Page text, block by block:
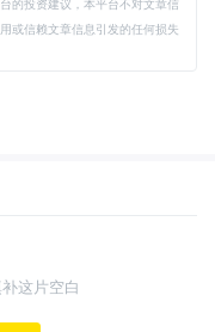
的投资建议，本平台不对文章信
或信赖文章信息引发的任何损失
这片空白